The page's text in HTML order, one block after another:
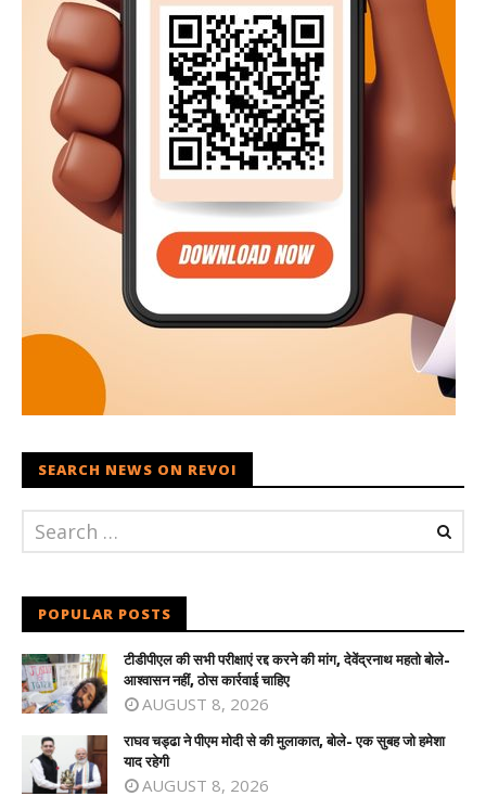
SEARCH NEWS ON REVOI
POPULAR POSTS
टीडीपीएल की सभी परीक्षाएं रद्द करने की मांग, देवेंद्रनाथ महतो बोले-
आश्वासन नहीं, ठोस कार्रवाई चाहिए
AUGUST 8, 2026
राघव चड्ढा ने पीएम मोदी से की मुलाकात, बोले- एक सुबह जो हमेशा
याद रहेगी
AUGUST 8, 2026